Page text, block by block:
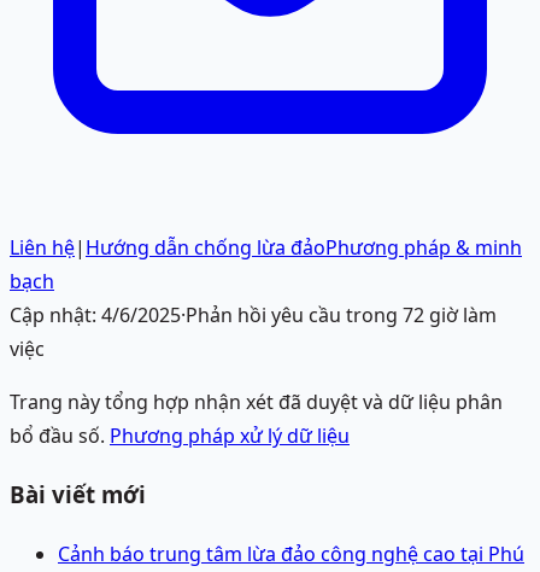
Liên hệ| Hướng dẫn chống lừa đảoPhương pháp & minh
bạch
Cập nhật: 4/6/2025·Phản hồi yêu cầu trong 72 giờ làm
việc
Trang này tổng hợp nhận xét đã duyệt và dữ liệu phân
bổ đầu số. Phương pháp xử lý dữ liệu
Bài viết mới
Cảnh báo trung tâm lừa đảo công nghệ cao tại Phú